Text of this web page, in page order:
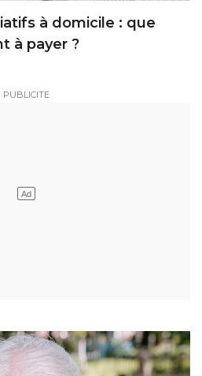
à domicile : que
à payer ?